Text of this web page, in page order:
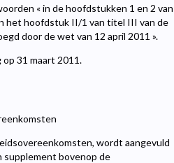
« in de hoofdstukken 1 en 2 van
het hoofdstuk II/1 van titel III van de
door de wet van 12 april 2011 ».
31 maart 2011.
wordt aangevuld
supplement bovenop de